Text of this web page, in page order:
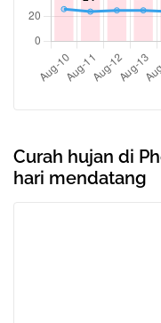
Curah hujan di
hari mendatang